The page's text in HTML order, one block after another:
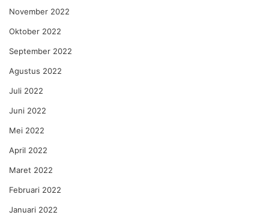
November 2022
Oktober 2022
September 2022
Agustus 2022
Juli 2022
Juni 2022
Mei 2022
April 2022
Maret 2022
Februari 2022
Januari 2022